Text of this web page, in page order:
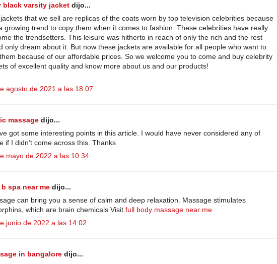
black varsity jacket dijo...
that we sell are replicas of the coats worn by top television celebrities because
growing trend to copy them when it comes to fashion. These celebrities have really
the trendsetters. This leisure was hitherto in reach of only the rich and the rest
only dream about it. But now these jackets are available for all people who want to
because of our affordable prices. So we welcome you to come and buy celebrity
of excellent quality and know more about us and our products!
agosto de 2021 a las 18:07
massage dijo...
got some interesting points in this article. I would have never considered any of
if I didn’t come across this. Thanks
mayo de 2022 a las 10:34
spa near me dijo...
can bring you a sense of calm and deep relaxation. Massage stimulates
which are brain chemicals Visit full body massage near me
junio de 2022 a las 14:02
in bangalore dijo...